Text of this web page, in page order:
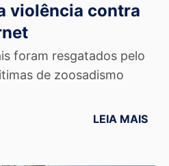
violência contra
foram resgatados pelo
de zoosadismo
email LEIA MAIS